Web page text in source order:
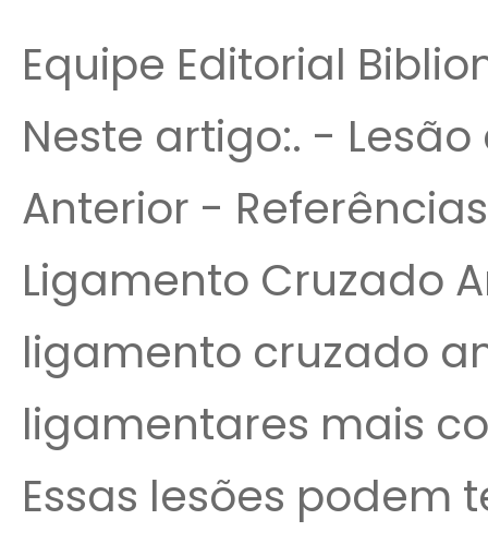
Equipe Editorial
Neste artigo:. -
Anterior -
Ligamento Cruzado
ligamento cruzado
ligamentares mais
Essas lesões podem